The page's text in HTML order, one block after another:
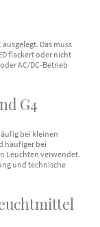
ausgelegt. Das muss
flackert oder nicht
AC/DC-Betrieb
G4
bei kleinen
häufiger bei
Leuchten verwendet.
und technische